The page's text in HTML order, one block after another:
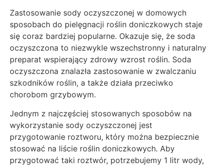
Zastosowanie sody oczyszczonej w domowych
sposobach do pielęgnacji roślin doniczkowych staje
się coraz bardziej popularne. Okazuje się, że soda
oczyszczona to niezwykle wszechstronny i naturalny
preparat wspierający zdrowy wzrost roślin. Soda
oczyszczona znalazła zastosowanie w zwalczaniu
szkodników roślin, a także działa przeciwko
chorobom grzybowym.
Jednym z najczęściej stosowanych sposobów na
wykorzystanie sody oczyszczonej jest
przygotowanie roztworu, który można bezpiecznie
stosować na liście roślin doniczkowych. Aby
przygotować taki roztwór, potrzebujemy 1 litr wody,